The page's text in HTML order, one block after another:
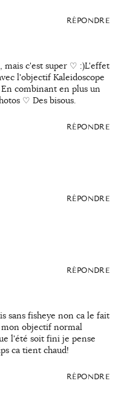
RÉPONDRE
mais c'est super ♡ :)L'effet
l'objectif Kaleidoscope
combinant en plus un
♡ Des bisous.
RÉPONDRE
RÉPONDRE
RÉPONDRE
sans fisheye non ca le fait
objectif normal
l'été soit fini je pense
ca tient chaud!
RÉPONDRE